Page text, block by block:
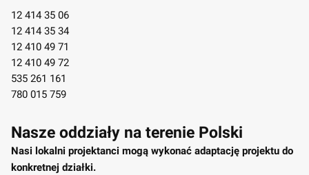
12 414 35 06
12 414 35 34
12 410 49 71
12 410 49 72
535 261 161
780 015 759
Nasze oddziały na terenie Polski
Nasi lokalni projektanci mogą wykonać adaptację projektu do
konkretnej działki.